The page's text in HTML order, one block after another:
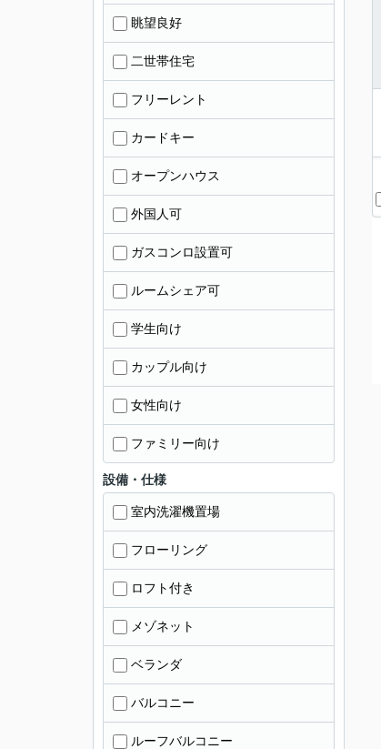
眺望良好
二世帯住宅
フリーレント
カードキー
オープンハウス
外国人可
ガスコンロ設置可
ルームシェア可
学生向け
カップル向け
女性向け
ファミリー向け
設備・仕様
室内洗濯機置場
フローリング
ロフト付き
メゾネット
ベランダ
バルコニー
ルーフバルコニー